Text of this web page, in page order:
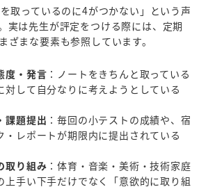
取っているのに4がつかない」という声
実は先生が評定をつける際には、定期
ざまな要素も参照しています。
度・発言 ：ノートをきちんと取っている
対して自分なりに考えようとしている
課題提出 ：毎回の小テストの成績や、宿
・レポートが期限内に提出されている
取り組み ：体育・音楽・美術・技術家庭
上手い下手だけでなく「意欲的に取り組